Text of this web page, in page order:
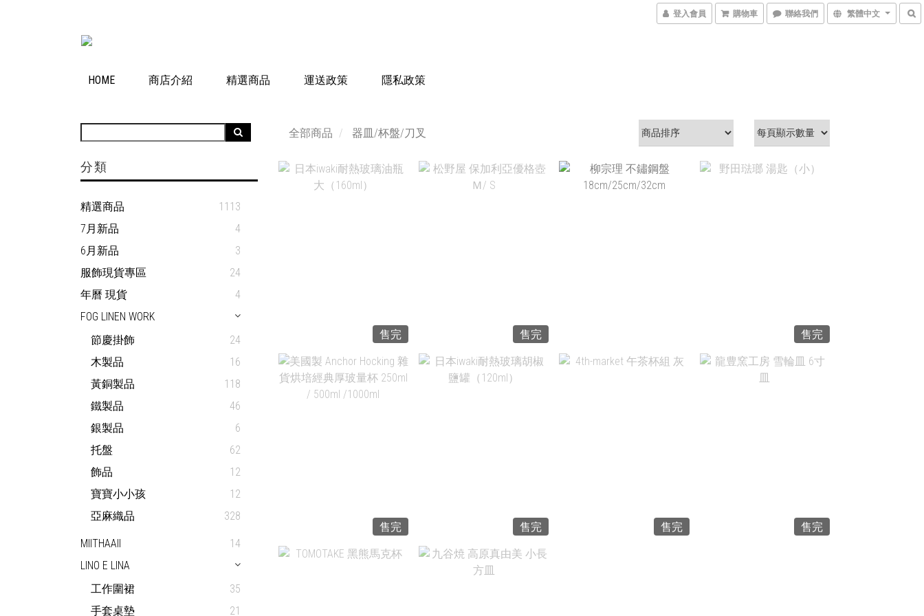
登入會員 購物車 聯絡我們 繁體中文
HOME 商店介紹 精選商品 運送政策 隱私政策
分類
精選商品
1113
7月新品
4
6月新品
3
服飾現貨專區
24
年曆 現貨
4
FOG LINEN WORK
節慶掛飾
24
木製品
16
黃銅製品
118
鐵製品
46
銀製品
6
托盤
62
飾品
12
寶寶小小孩
12
亞麻織品
328
MIITHAAII
14
LINO E LINA
工作圍裙
35
手套桌墊
21
全部商品 器皿/杯盤/刀叉
售完 售完 售完
售完 售完 售完 售完